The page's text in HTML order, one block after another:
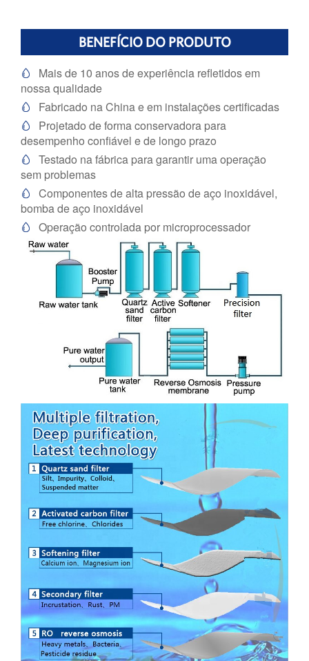
BENEFÍCIO DO PRODUTO

Mais de 10 anos de experiência refletidos em
nossa qualidade
 Fabricado na China e em instalações certificadas

Projetado de forma conservadora para
desempenho confiável e de longo prazo

Testado na fábrica para garantir uma operação
sem problemas

Componentes de alta pressão de aço inoxidável,
bomba de aço inoxidável
 Operação controlada por microprocessador